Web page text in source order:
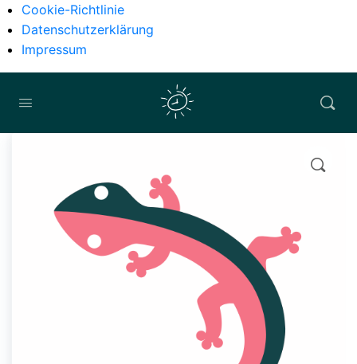
Cookie-Richtlinie
Datenschutzerklärung
Impressum